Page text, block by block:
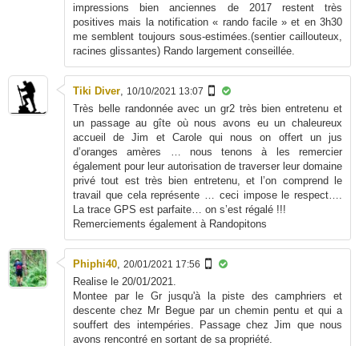
impressions bien anciennes de 2017 restent très
positives mais la notification « rando facile » et en 3h30
me semblent toujours sous-estimées.(sentier caillouteux,
racines glissantes) Rando largement conseillée.
Tiki Diver 10/10/2021 13:07
Très belle randonnée avec un gr2 très bien entretenu et
un passage au gîte où nous avons eu un chaleureux
accueil de Jim et Carole qui nous on offert un jus
d’oranges amères … nous tenons à les remercier
également pour leur autorisation de traverser leur domaine
privé tout est très bien entretenu, et l’on comprend le
travail que cela représente … ceci impose le respect….
La trace GPS est parfaite… on s’est régalé !!!
Remerciements également à Randopitons
Phiphi40 20/01/2021 17:56
Realise le 20/01/2021.
Montee par le Gr jusqu'à la piste des camphriers et
descente chez Mr Begue par un chemin pentu et qui a
souffert des intempéries. Passage chez Jim que nous
avons rencontré en sortant de sa propriété.